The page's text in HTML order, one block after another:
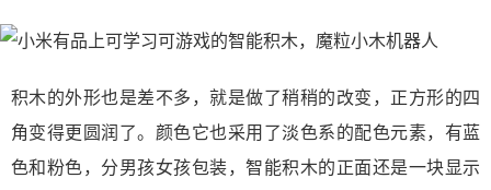
积木的外形也是差不多，就是做了稍稍的改变，正方形的四
角变得更圆润了。颜色它也采用了淡色系的配色元素，有蓝
色和粉色，分男孩女孩包装，智能积木的正面还是一块显示